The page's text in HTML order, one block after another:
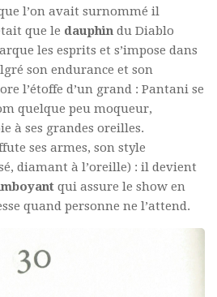
l’on avait surnommé il
que le dauphin du Diablo
les esprits et s’impose dans
son endurance et son
l’étoffe d’un grand : Pantani se
quelque peu moqueur,
à ses grandes oreilles.
ses armes, son style
diamant à l’oreille) : il devient
qui assure le show en
quand personne ne l’attend.